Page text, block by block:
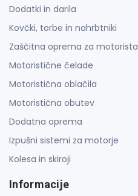
Dodatki in darila
Kovčki, torbe in nahrbtniki
Zaščitna oprema za motorista
Motoristične čelade
Motoristična oblačila
Motoristična obutev
Dodatna oprema
Izpušni sistemi za motorje
Kolesa in skiroji
Informacije